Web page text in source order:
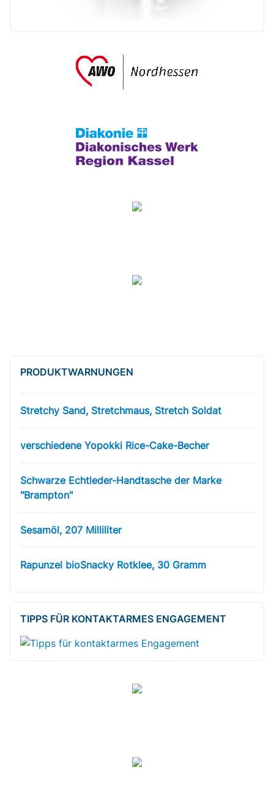
PRODUKT­WARNUNGEN
Stretchy Sand, Stretchmaus, Stretch Soldat
verschiedene Yopokki Rice-Cake-Becher
Schwarze Echtleder-Handtasche der Marke
"Brampton"
Sesamöl, 207 Milliliter
Rapunzel bioSnacky Rotklee, 30 Gramm
TIPPS FÜR KONTAKTARMES ENGAGEMENT